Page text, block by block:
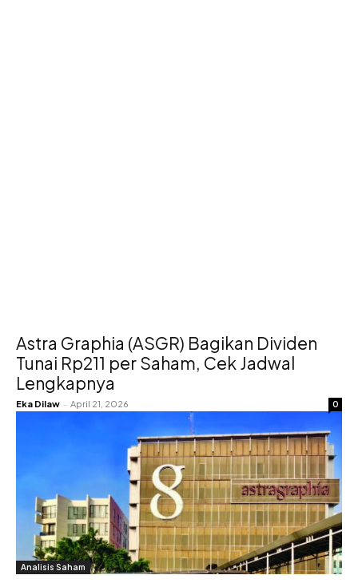
Astra Graphia (ASGR) Bagikan Dividen
Tunai Rp211 per Saham, Cek Jadwal
Lengkapnya
Eka Dilaw - April 21, 2026 0
Analisis Saham